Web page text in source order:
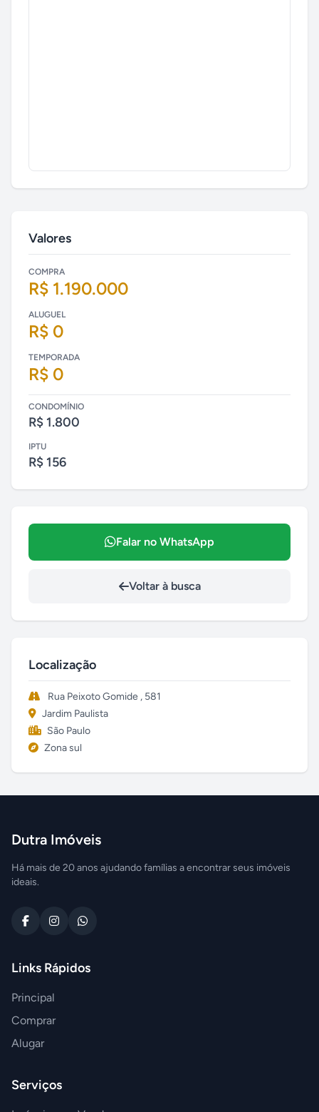
Valores
COMPRA
R$ 1.190.000
ALUGUEL
R$ 0
TEMPORADA
R$ 0
CONDOMÍNIO
R$ 1.800
IPTU
R$ 156
Falar no WhatsApp
Voltar à busca
Localização
Rua Peixoto Gomide , 581
Jardim Paulista
São Paulo
Zona sul
Dutra Imóveis
Há mais de 20 anos ajudando famílias a encontrar seus imóveis
ideais.
Links Rápidos
Principal
Comprar
Alugar
Serviços